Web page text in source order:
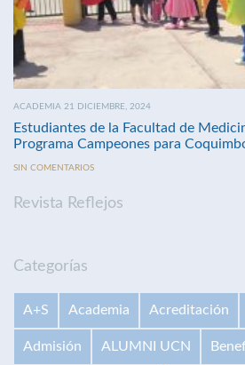
ACADEMIA 21 DICIEMBRE, 2024
Estudiantes de la Facultad de
Programa Campeones para
SIN COMENTARIOS
Revista Reflejos
Categorías
A+S Academia Acreditación
Admisión ALUMNI UCN